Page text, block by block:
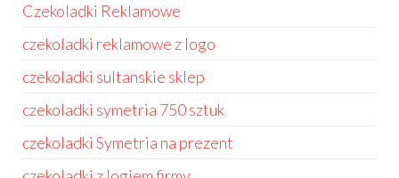
Czekoladki Reklamowe
czekoladki reklamowe z logo
czekoladki sultanskie sklep
czekoladki symetria 750 sztuk
czekoladki Symetria na prezent